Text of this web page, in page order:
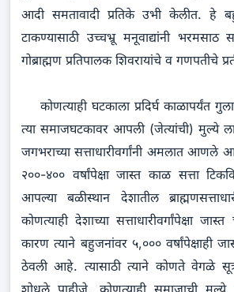
आदी समतावादी प्रतिके उभी केलीत. हे
टाकण्यासाठी उच्चभ्रू मनूवाद्यांनी भरमसाठ
गोब्राह्मण प्रतिपालक शिवरायांचे व गणपतीचे
कोणत्याही घटकाला प्रदिर्घ काळापर्यंत
त्या समाजघटकावर आपली (जेत्यांची) मुल्ये
जगभराच्या सत्ताधारीवर्गांनी अमलात आणले
२००-४०० वर्षांपेक्षा जास्त काळ सत्ता
आपल्या बळीस्थान देशातील
कोणत्याही देशाच्या सत्ताधारीवर्गांपेक्षा
कारण त्याने बहुजनांवर ५,००० वर्षांपेक्षाही
ठेवली आहे. त्यासाठी त्याने कोणते वेगळे
शोधले पाहीजे. कोणत्याही समाजाची मुल्ये